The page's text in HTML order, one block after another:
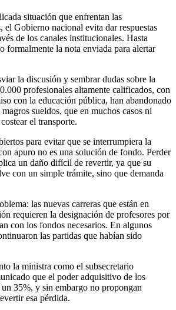
situación que enfrentan las
el Gobierno nacional evita dar respuestas
de los canales institucionales. Hasta
formalmente la nota enviada para alertar
la discusión y sembrar dudas sobre la
profesionales altamente calificados, con
con la educación pública, han abandonado
sueldos, que en muchos casos ni
el transporte.
para evitar que se interrumpiera la
apuro no es una solución de fondo. Perder
un daño difícil de revertir, ya que su
con un simple trámite, sino que demanda
las nuevas carreras que están en
requieren la designación de profesores por
con los fondos necesarios. En algunos
las partidas que habían sido
la ministra como el subsecretario
que el poder adquisitivo de los
35%, y sin embargo no propongan
esa pérdida.